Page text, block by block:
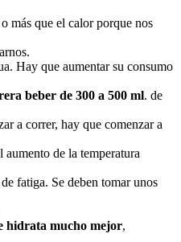
más que el calor porque nos
Hay que aumentar su consumo
beber de 300 a 500 ml. de
a correr, hay que comenzar a
aumento de la temperatura
fatiga. Se deben tomar unos
hidrata mucho mejor,